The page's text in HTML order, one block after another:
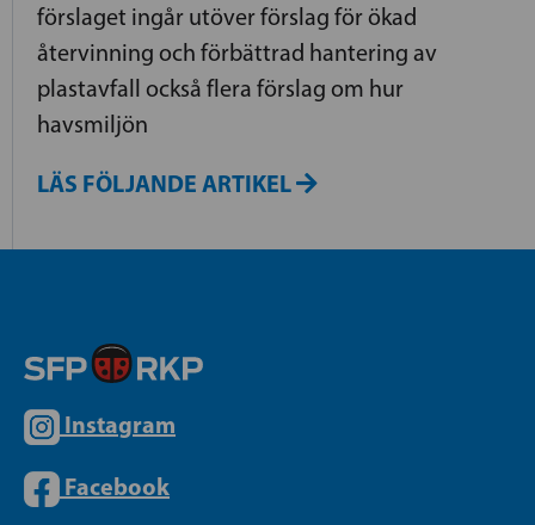
förslaget ingår utöver förslag för ökad
återvinning och förbättrad hantering av
plastavfall också flera förslag om hur
havsmiljön
LÄS FÖLJANDE ARTIKEL
Instagram
Facebook